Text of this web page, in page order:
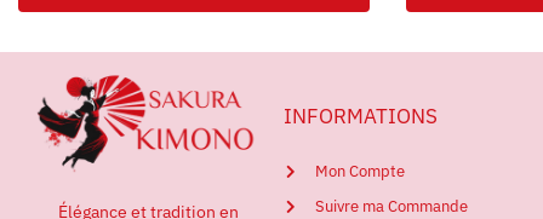
Élégance et tradition en
INFORMATIONS
Mon Compte
Suivre ma Commande